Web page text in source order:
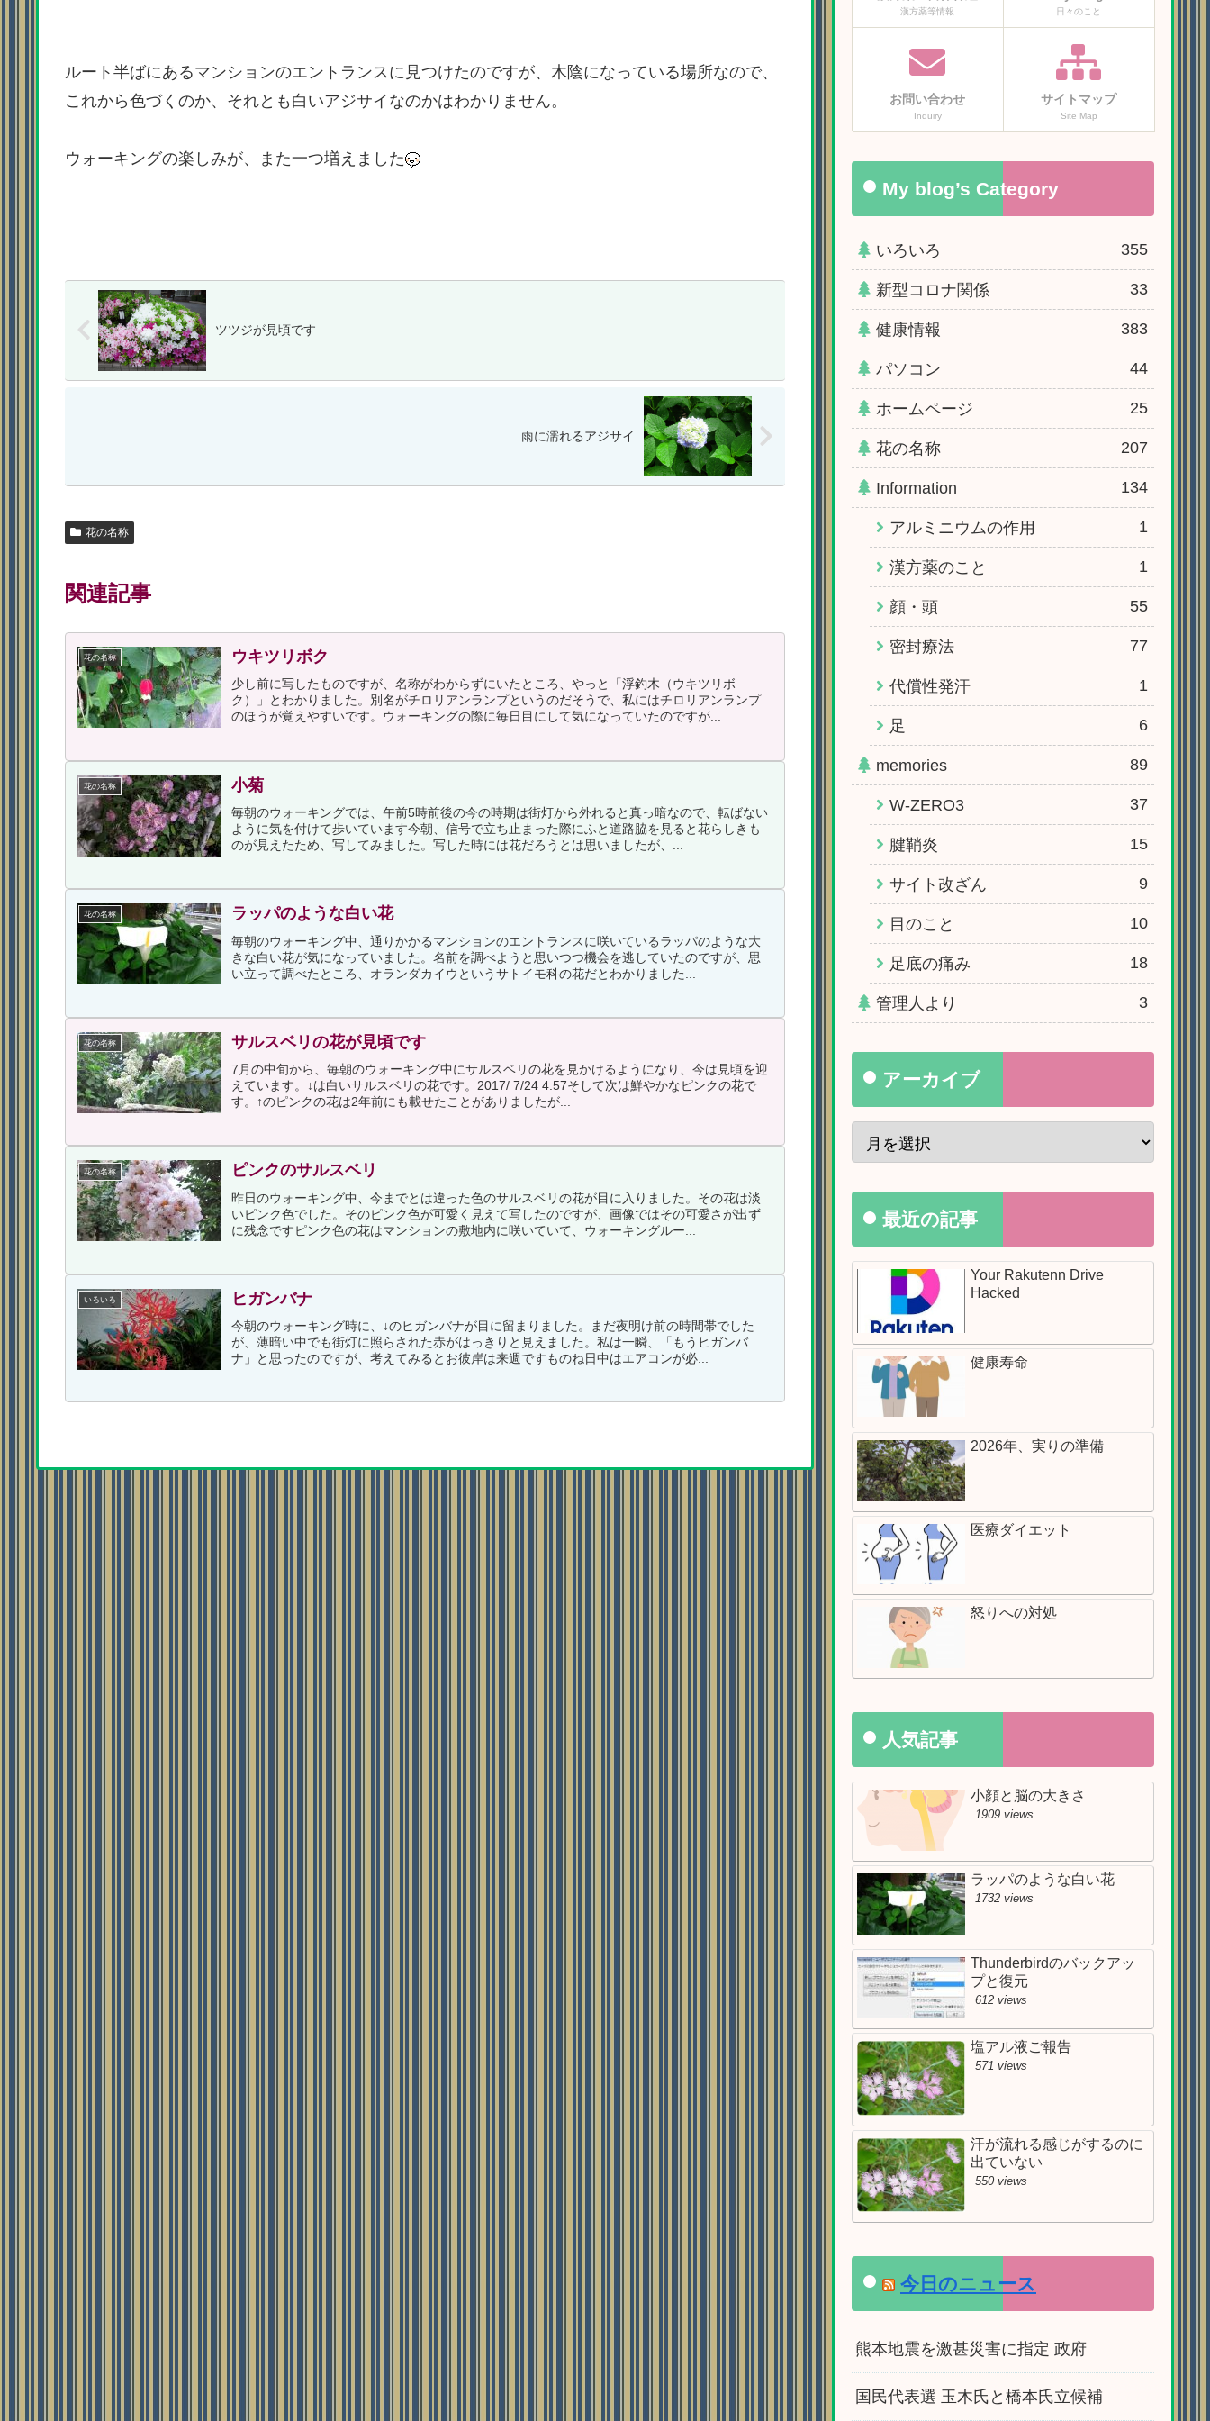
ルート半ばにあるマンションのエントランスに見つけたのですが、木陰になっている場所なので、
これから色づくのか、それとも白いアジサイなのかはわかりません。
ウォーキングの楽しみが、また一つ増えました
ツツジが見頃です
雨に濡れるアジサイ
花の名称
関連記事
花の名称 ウキツリボク
少し前に写したものですが、名称がわからずにいたところ、やっと「浮釣木（ウキツリボ
ク）」とわかりました。別名がチロリアンランプというのだそうで、私にはチロリアンランプ
のほうが覚えやすいです。ウォーキングの際に毎日目にして気になっていたのですが...
花の名称 小菊
毎朝のウォーキングでは、午前5時前後の今の時期は街灯から外れると真っ暗なので、転ばない
ように気を付けて歩いています今朝、信号で立ち止まった際にふと道路脇を見ると花らしきも
のが見えたため、写してみました。写した時には花だろうとは思いましたが、...
花の名称 ラッパのような白い花
毎朝のウォーキング中、通りかかるマンションのエントランスに咲いているラッパのような大
きな白い花が気になっていました。名前を調べようと思いつつ機会を逃していたのですが、思
い立って調べたところ、オランダカイウというサトイモ科の花だとわかりました...
花の名称 サルスベリの花が見頃です
7月の中旬から、毎朝のウォーキング中にサルスベリの花を見かけるようになり、今は見頃を迎
えています。↓は白いサルスベリの花です。2017/ 7/24 4:57そして次は鮮やかなピンクの花で
す。↑のピンクの花は2年前にも載せたことがありましたが...
花の名称 ピンクのサルスベリ
昨日のウォーキング中、今までとは違った色のサルスベリの花が目に入りました。その花は淡
いピンク色でした。そのピンク色が可愛く見えて写したのですが、画像ではその可愛さが出ず
に残念ですピンク色の花はマンションの敷地内に咲いていて、ウォーキングルー...
いろいろ ヒガンバナ
今朝のウォーキング時に、↓のヒガンバナが目に留まりました。まだ夜明け前の時間帯でした
が、薄暗い中でも街灯に照らされた赤がはっきりと見えました。私は一瞬、「もうヒガンバ
ナ」と思ったのですが、考えてみるとお彼岸は来週ですものね日中はエアコンが必...
漢方薬等情報 日々のこと
お問い合わせ
Inquiry
サイトマップ
Site Map
My blog’s Category
いろいろ 355
新型コロナ関係 33
健康情報 383
パソコン 44
ホームページ 25
花の名称 207
Information 134
アルミニウムの作用 1
漢方薬のこと 1
顔・頭 55
密封療法 77
代償性発汗 1
足 6
memories 89
W-ZERO3 37
腱鞘炎 15
サイト改ざん 9
目のこと 10
足底の痛み 18
管理人より 3
アーカイブ
最近の記事
Your Rakutenn Drive
Hacked
健康寿命
2026年、実りの準備
医療ダイエット
怒りへの対処
人気記事
小顔と脳の大きさ
1909 views
ラッパのような白い花
1732 views
Thunderbirdのバックアッ
プと復元
612 views
塩アル液ご報告
571 views
汗が流れる感じがするのに
出ていない
550 views
今日のニュース
熊本地震を激甚災害に指定 政府
国民代表選 玉木氏と橋本氏立候補